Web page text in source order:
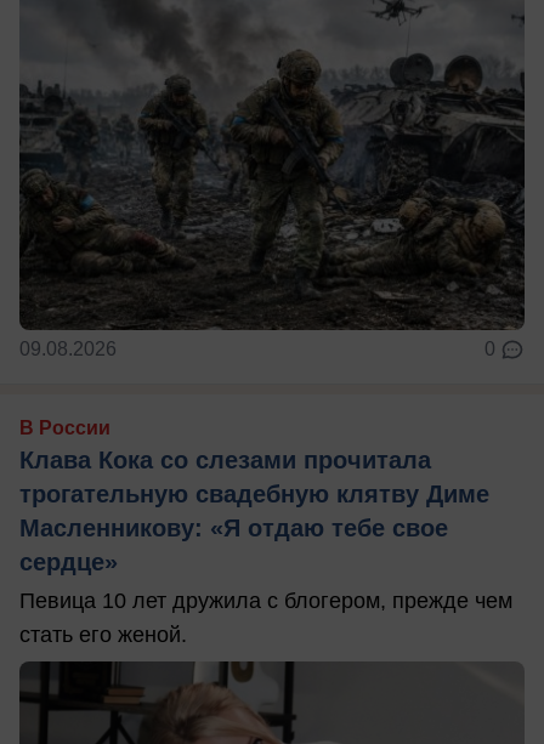
09.08.2026 0
В России
Клава Кока со слезами прочитала
трогательную свадебную клятву Диме
Масленникову: «Я отдаю тебе свое
сердце»
Певица 10 лет дружила с блогером, прежде чем
стать его женой.